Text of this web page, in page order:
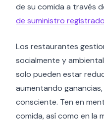
de su comida a través
de suministro
Los restaurantes
socialmente y
solo pueden estar
aumentando
consciente. Ten en
comida, así como en la